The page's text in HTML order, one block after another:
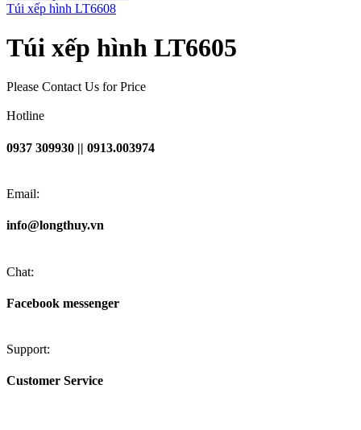
Túi xếp hình LT6608
Túi xếp hình LT6605
Please Contact Us for Price
Hotline
0937 309930 || 0913.003974
Email:
info@longthuy.vn
Chat:
Facebook messenger
Support:
Customer Service